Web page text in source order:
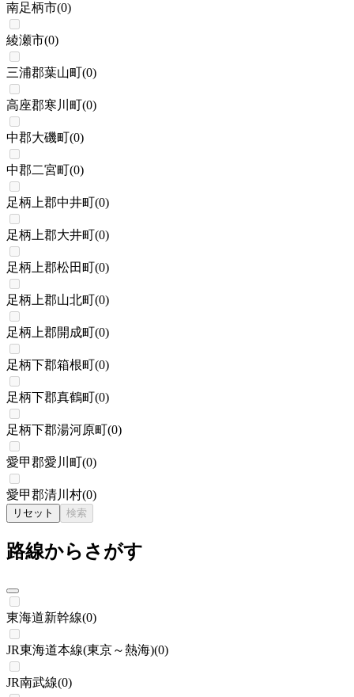
南足柄市(0)
綾瀬市(0)
三浦郡葉山町(0)
高座郡寒川町(0)
中郡大磯町(0)
中郡二宮町(0)
足柄上郡中井町(0)
足柄上郡大井町(0)
足柄上郡松田町(0)
足柄上郡山北町(0)
足柄上郡開成町(0)
足柄下郡箱根町(0)
足柄下郡真鶴町(0)
足柄下郡湯河原町(0)
愛甲郡愛川町(0)
愛甲郡清川村(0)
リセット 検索
路線からさがす
東海道新幹線(0)
JR東海道本線(東京～熱海)(0)
JR南武線(0)